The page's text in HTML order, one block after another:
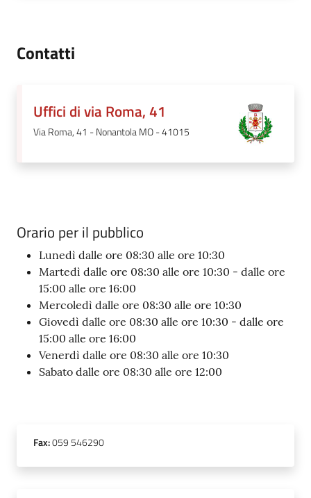
Contatti
Uffici di via Roma, 41
Via Roma, 41 - Nonantola MO - 41015
Orario per il pubblico
Lunedì dalle ore 08:30 alle ore 10:30
Martedì dalle ore 08:30 alle ore 10:30 - dalle ore
15:00 alle ore 16:00
Mercoledì dalle ore 08:30 alle ore 10:30
Giovedì dalle ore 08:30 alle ore 10:30 - dalle ore
15:00 alle ore 16:00
Venerdì dalle ore 08:30 alle ore 10:30
Sabato dalle ore 08:30 alle ore 12:00
Fax:059 546290